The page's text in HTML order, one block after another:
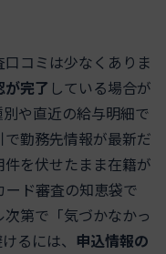
コミは少なくありま
完了 している場合が
や直近の給与明細で
勤務先情報が最新だ
を伏せたまま在籍が
ード審査の知恵袋で
第で「気づかなかっ
るには、 申込情報の